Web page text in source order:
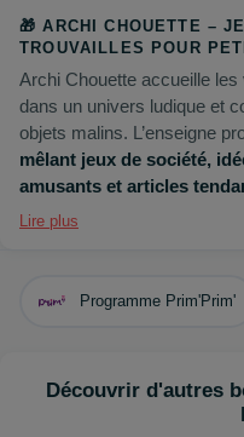
🎁 ARCHI CHOUETTE –
TROUVAILLES POUR
Archi Chouette accueille les
dans un univers ludique et
objets malins. L’enseigne
mêlant jeux de société,
amusants et articles
inspirante, idéale pour faire
station C‑Vélodevant le
.
Lire plus
Programme Prim'Prim'
Découvrir d'autres